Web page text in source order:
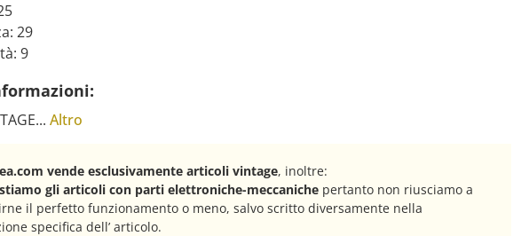
29
9
Altro
vende esclusivamente articoli vintage, inoltre:
gli articoli con parti elettroniche-meccaniche pertanto non riusciamo a
il perfetto funzionamento o meno, salvo scritto diversamente nella
specifica dell’ articolo.